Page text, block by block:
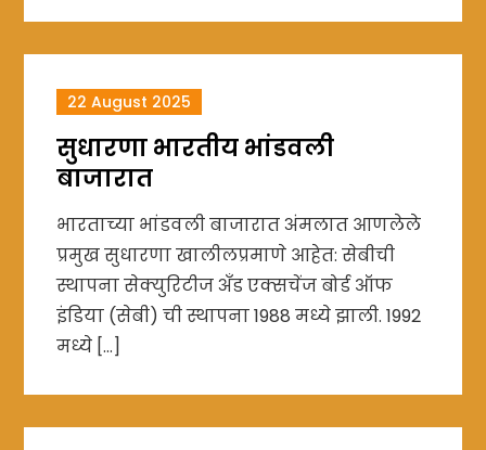
22 August 2025
सुधारणा भारतीय भांडवली
बाजारात
भारताच्या भांडवली बाजारात अंमलात आणलेले
प्रमुख सुधारणा खालीलप्रमाणे आहेत: सेबीची
स्थापना सेक्युरिटीज अँड एक्सचेंज बोर्ड ऑफ
इंडिया (सेबी) ची स्थापना 1988 मध्ये झाली. 1992
मध्ये […]